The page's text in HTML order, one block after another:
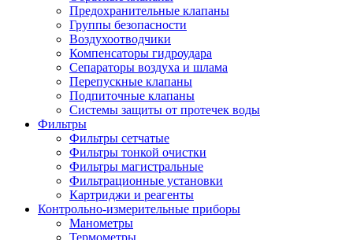
Предохранительные клапаны
Группы безопасности
Воздухоотводчики
Компенсаторы гидроудара
Сепараторы воздуха и шлама
Перепускные клапаны
Подпиточные клапаны
Системы защиты от протечек воды
Фильтры
Фильтры сетчатые
Фильтры тонкой очистки
Фильтры магистральные
Фильтрационные установки
Картриджи и реагенты
Контрольно-измерительные приборы
Манометры
Термометры